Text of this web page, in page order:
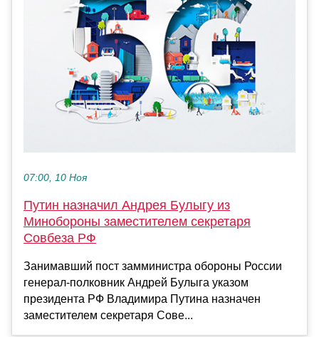
07:00, 10 Ноя
Путин назначил Андрея Булыгу из
Минобороны заместителем секретаря
Совбеза РФ
Занимавший пост замминистра обороны России
генерал-полковник Андрей Булыга указом
президента РФ Владимира Путина назначен
заместителем секретаря Сове...